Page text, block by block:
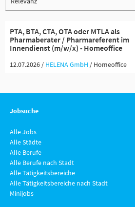
PTA, BTA, CTA, OTA oder MTLA als
Pharmaberater / Pharmareferent im
Innendienst (m/w/x) - Homeoffice
12.07.2026 / HELENA GmbH / Homeoffice
Jobsuche
Alle Jobs
Alle Städte
Alle Berufe
Alle Berufe nach Stadt
Alle Tätigkeitsbereiche
Alle Tätigkeitsbereiche nach Stadt
Minijobs